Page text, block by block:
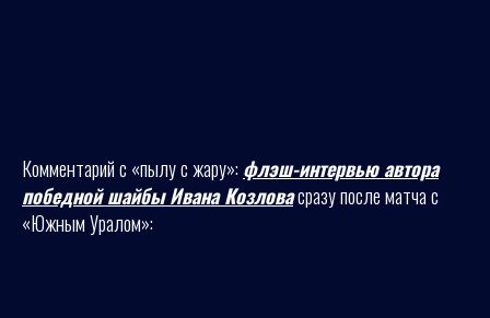
Комментарий с «пылу с жару»: флэш-интервью автора
победной шайбы Ивана Козловасразу после матча с
«Южным Уралом»: